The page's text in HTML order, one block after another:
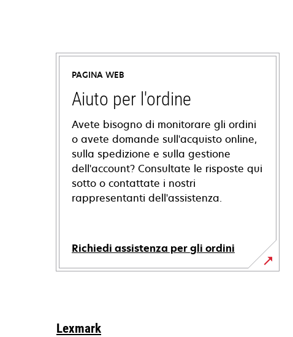
PAGINA WEB
Aiuto per l'ordine
Avete bisogno di monitorare gli ordini
o avete domande sull'acquisto online,
sulla spedizione e sulla gestione
dell'account? Consultate le risposte qui
sotto o contattate i nostri
rappresentanti dell'assistenza.
Richiedi assistenza per gli ordini
Lexmark